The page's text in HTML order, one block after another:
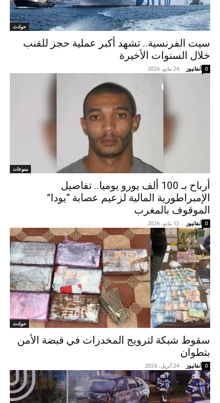
حوادث
سيت الفرنسية.. تشهد أكبر عملية حجز للقنب
خلال السنوات الأخيرة
آنفانيوز - 26 مايو، 2026 0
منوعات
أرباح بـ 100 ألف يورو يوميا.. تفاصيل
الإمبراطورية المالية لزعيم عصابة “يودا”
الموقوف بالمغرب
آنفانيوز - 13 مايو، 2026 0
حوادث
سقوط شبكة لترويج المخدرات في قبضة الأمن
بتطوان
آنفانيوز - 24 أبريل، 2026 0